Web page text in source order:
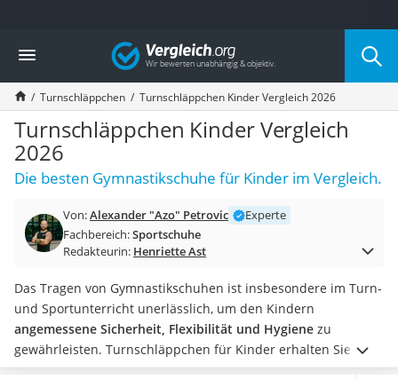
Die beliebtesten Vergleiche nach Kategorie
Freizeit & Sport
Gartentrampolin
Trampolin
Metalldetektor
Eufab-Fahrradträger
Trampolin 366 cm
Fahrradschloss
Futterboot
Air Bike
Trekkingschuhe Herren
Reisetasche mit Rollen
Klimmzugstation
Koffer
Nachtsichtgerät
Vergleich
Turnschläppchen Turnschläppchen Kinder Vergleich 2026
Turnschläppchen Kinder Vergleich
2026
Die besten Gymnastikschuhe für Kinder im Vergleich.
Von:Alexander "Azo" Petrovic
Experte
Fachbereich:Sportschuhe
Redakteurin: Henriette Ast
Das Tragen von Gymnastikschuhen ist insbesondere im Turn-
und Sportunterricht unerlässlich, um den Kindern
angemessene Sicherheit, Flexibilität und Hygiene zu
gewährleisten. Turnschläppchen für Kinder erhalten Sie in
vielen unterschiedlichen Modellen, die Ihnen erlauben,